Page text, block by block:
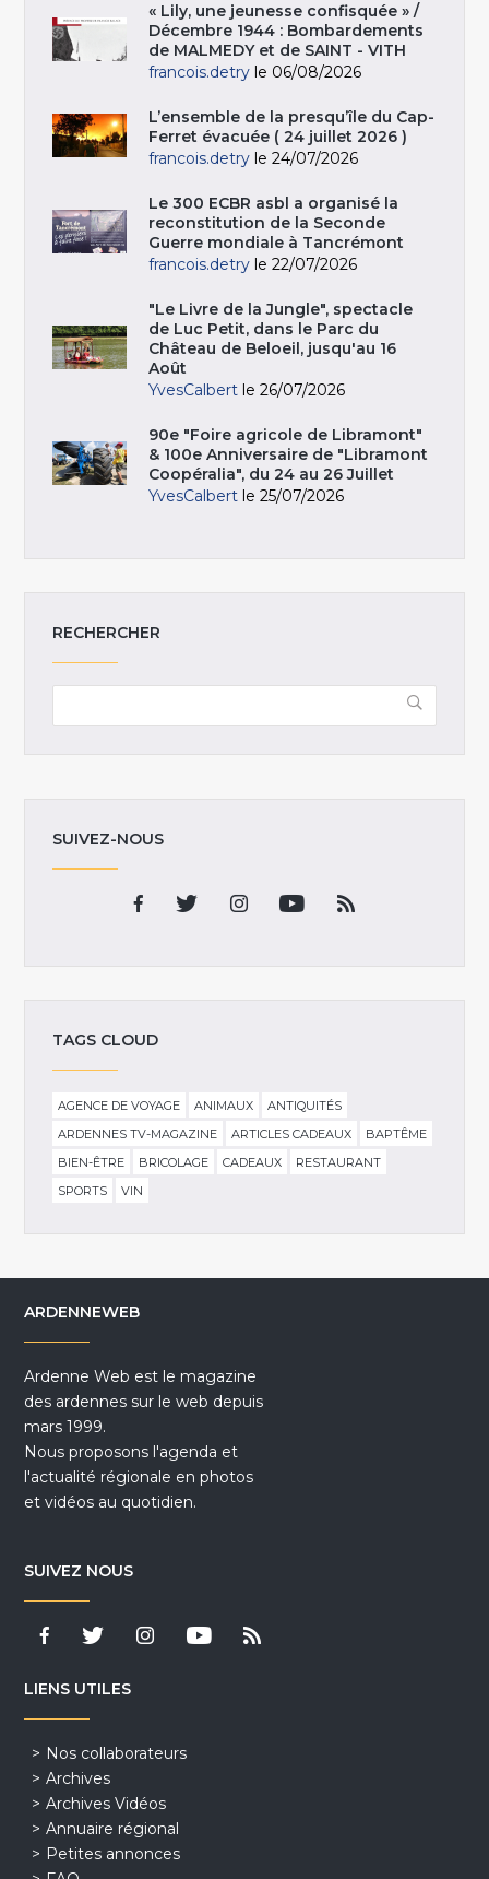
« Lily, une jeunesse confisquée » /
Décembre 1944 : Bombardements
de MALMEDY et de SAINT - VITH
francois.detry le 06/08/2026
L’ensemble de la presqu’île du Cap-
Ferret évacuée ( 24 juillet 2026 )
francois.detry le 24/07/2026
Le 300 ECBR asbl a organisé la
reconstitution de la Seconde
Guerre mondiale à Tancrémont
francois.detry le 22/07/2026
"Le Livre de la Jungle", spectacle
de Luc Petit, dans le Parc du
Château de Beloeil, jusqu'au 16
Août
YvesCalbert le 26/07/2026
90e "Foire agricole de Libramont"
& 100e Anniversaire de "Libramont
Coopéralia", du 24 au 26 Juillet
YvesCalbert le 25/07/2026
RECHERCHER
SUIVEZ-NOUS
TAGS CLOUD
AGENCE DE VOYAGE ANIMAUX
ANTIQUITÉS
ARDENNES TV-MAGAZINE
ARTICLES CADEAUX
BAPTÊME
BIEN-ÊTRE
BRICOLAGE CADEAUX
RESTAURANT
SPORTS
VIN
ARDENNEWEB
Ardenne Web est le magazine
des ardennes sur le web depuis
mars 1999.
Nous proposons l'agenda et
l'actualité régionale en photos
et vidéos au quotidien.
SUIVEZ NOUS
LIENS UTILES
Nos collaborateurs
Archives
Archives Vidéos
Annuaire régional
Petites annonces